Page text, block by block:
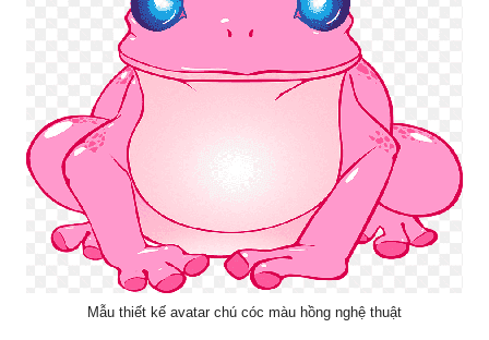
Mẫu thiết kế avatar chú cóc màu hồng nghệ thuật